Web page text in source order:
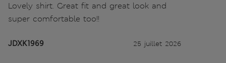
Lovely shirt. Great fit and great look and
super comfortable too!!
JDXK1969 25 juillet 2026